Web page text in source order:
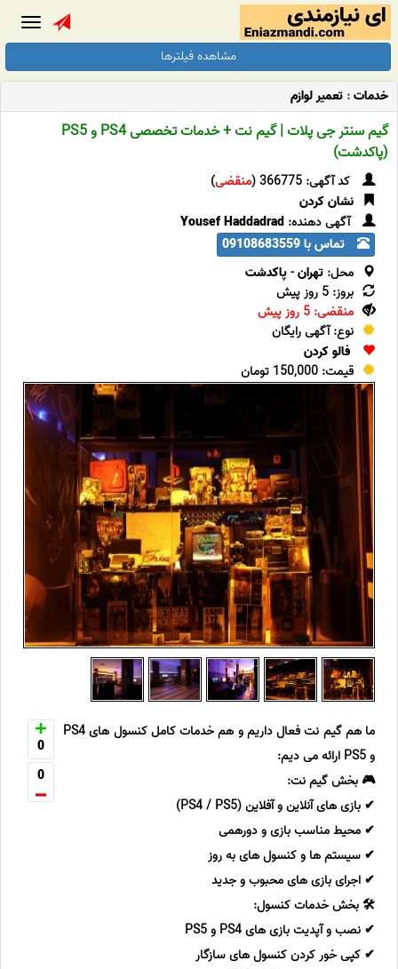
مشاهده فیلترها
خدمات: تعمیر لوازم
گیم سنتر جی پلات | گیم نت + خدمات تخصصی PS4 و PS5
(پاکدشت)
کد آگهی: 366775 ( منقضی)
نشان کردن
آگهی دهنده: Yousef Haddadrad
تماس با 09108683559
محل: تهران-پاکدشت
بروز: 5 روز پیش
منقضی: 5 روز پیش
نوع: آگهی رایگان
فالو کردن
قیمت: 150,000 تومان
0
0
ما هم گیم نت فعال داریم و هم خدمات کامل کنسول های PS4
و PS5 ارائه می دیم:
🎮 بخش گیم نت:
✔ بازی های آنلاین و آفلاین (PS4 / PS5)
✔ محیط مناسب بازی و دورهمی
✔ سیستم ها و کنسول های به روز
✔ اجرای بازی های محبوب و جدید
🛠 بخش خدمات کنسول:
✔ نصب و آپدیت بازی های PS4 و PS5
✔ کپی خور کردن کنسول های سازگار